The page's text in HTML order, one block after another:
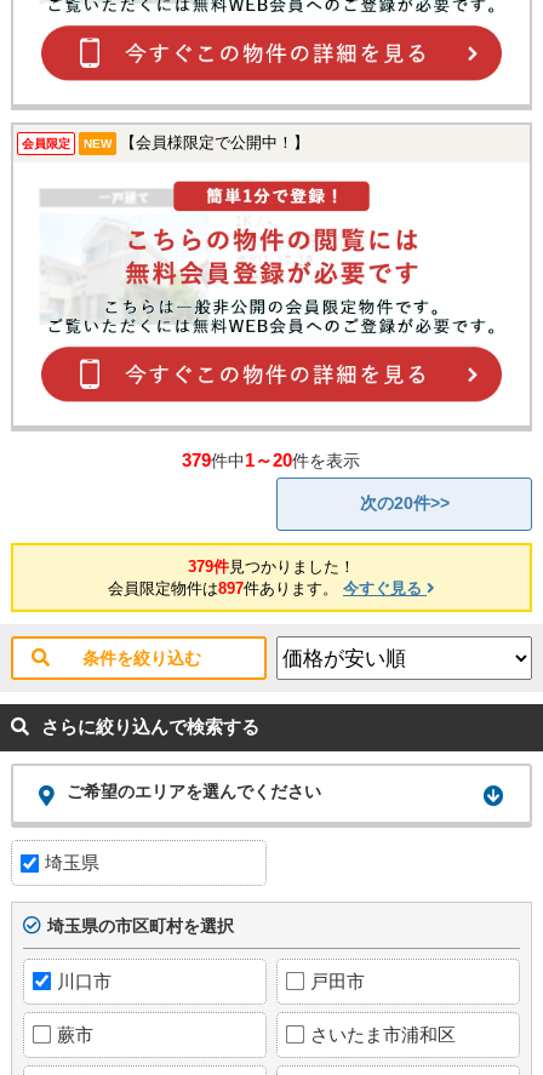
会員限定 NEW 【会員様限定で公開中！】
379件中1～20件を表示
次の20件>>
379件見つかりました！
会員限定物件は897件あります。 今すぐ見る
条件を絞り込む
さらに絞り込んで検索する
ご希望のエリアを選んでください
埼玉県
埼玉県の市区町村を選択
川口市 戸田市
蕨市 さいたま市浦和区